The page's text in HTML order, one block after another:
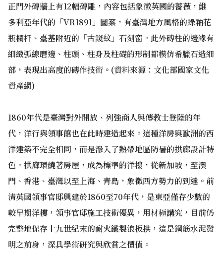
正門外磚牆上有12幅磚雕，內容包括象徵英國的薔薇，維
多利亞年代的「VR1891」圖案，有臺灣地方風格的綠釉花
瓶欄杆、臺基附近的「古錢紋」石刻窗。此外磚柱的邊緣有
細緻弧線磨邊、柱頭、柱身及柱礎的形制都模仿希臘石造細
部，表現出高度的磚作技術。(資料來源：文化部國家文化
資產網)
1860年代是臺灣對外開放、列強商人與傳教士登陸的年
代，洋行與領事館也在此時建造起來。這種洋房與歐洲的西
洋建築不完全相同，而是滲入了熱帶地區防暑的拱廊設計特
色。拱廊環繞著房屋，成為標準的洋樓，從新加坡，至澳
門、香港、臺灣以至上海、青島，象徵西方勢力的到達。前
清英國領事官邸興建於1860至70年代，是東亞僅存少數的
較早期洋樓，領事官邸施工技術優異，用材極講究，目前仍
完整地保存十九世紀末的耐火鐵製浪板拱，這是鋼筋水泥發
明之前身，深具學術研究與欣賞之價值。